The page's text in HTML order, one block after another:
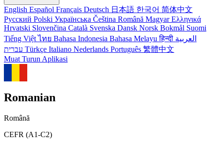
English Español Français Deutsch 日本語 한국어 简体中文
Русский Polski Українська Čeština Română MagyarΕλληνικά
Hrvatski Slovenčina Català Svenska Dansk Norsk Bokmål Suomi
Tiếng Việtไทย Bahasa Indonesia Bahasa Melayuहिन्दी العربية
Türkçe Italiano Nederlands Português 繁體中文
Muat Turun Aplikasi
Romanian
Română
CEFR (A1-C2)